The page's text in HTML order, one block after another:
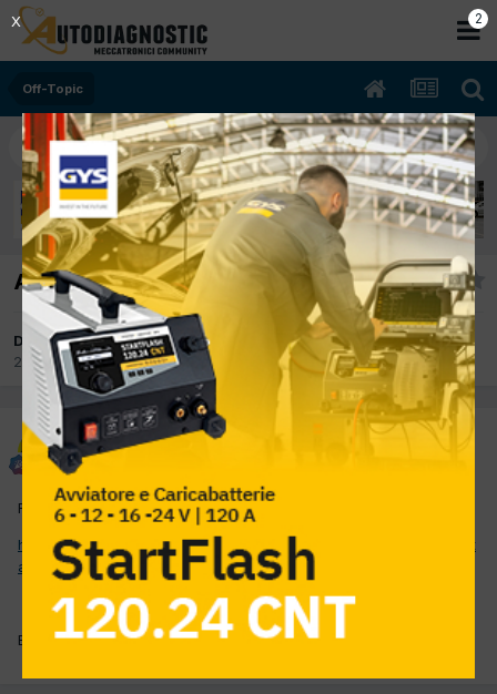
Off-Topic
Alitalia
Da thetotem
21 Dicembre 2012inOff-Topic
thetotem
Inviato
Ragazzi siamo a Natale ma non pare vero!!!Guardate il link
http://www.repubblica.it/economia/2012/12/21/news/alitalia_salvat
aggio-49189043/
Buone feste a tutti
2
X